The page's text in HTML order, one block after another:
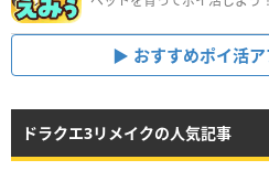
おすすめポイ活
ドラクエ3リメイクの人気記事